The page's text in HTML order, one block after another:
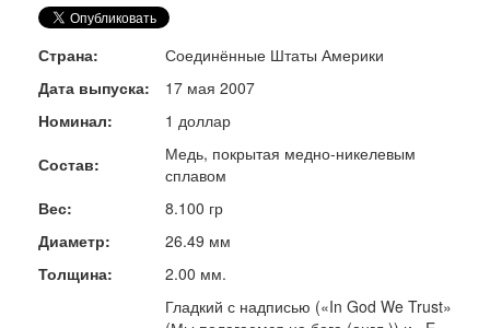
Страна:
Соединённые Штаты Америки
Дата выпуска:
17 мая 2007
Номинал:
1 доллар
Состав:
Медь, покрытая медно-никелевым
сплавом
Вес:
8.100 гр
Диаметр:
26.49 мм
Толщина:
2.00 мм.
Гладкий с надписью («In God We Trust»